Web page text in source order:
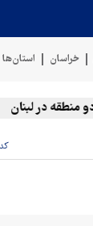
خراسان استان‌ها
در لبنان